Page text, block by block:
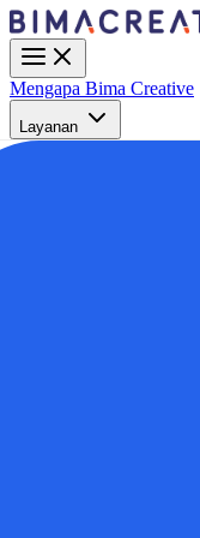
Mengapa Bima Creative
Layanan